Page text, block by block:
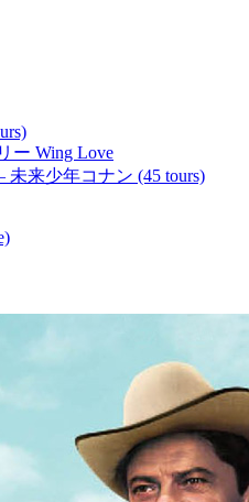
ー Wing Love
未来少年コナン (45 tours)